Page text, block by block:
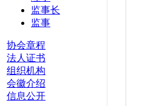
监事长
监事
协会章程
法人证书
组织机构
会徽介绍
信息公开